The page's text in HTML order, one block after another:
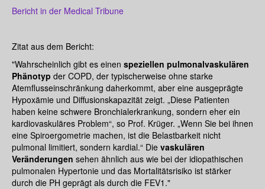
Bericht in der Medical Tribune
Zitat aus dem Bericht:
"Wahrscheinlich gibt es einen speziellen pulmonalvaskulären
Phänotyp der COPD, der typischerweise ohne starke
Atemflusseinschränkung daherkommt, aber eine ausgeprägte
Hypoxämie und Diffusionskapazität zeigt. „Diese Patienten
haben keine schwere Bronchialerkrankung, sondern eher ein
kardiovaskuläres Problem“, so Prof. Krüger. „Wenn Sie bei ihnen
eine Spiroergometrie machen, ist die Belastbarkeit nicht
pulmonal limitiert, sondern kardial.“ Die vaskulären
Veränderungen sehen ähnlich aus wie bei der idiopathischen
pulmonalen Hypertonie und das Mortalitätsrisiko ist stärker
durch die PH geprägt als durch die FEV1."